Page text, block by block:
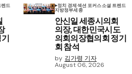
렌드 정치 경제섹션 포커스소셜 트렌드
지방정부세종
안신일 세종시의회
의장, 대한민국시도
의회의장협의회 정기
회 참석
by 김가령 기자
August 06, 2026